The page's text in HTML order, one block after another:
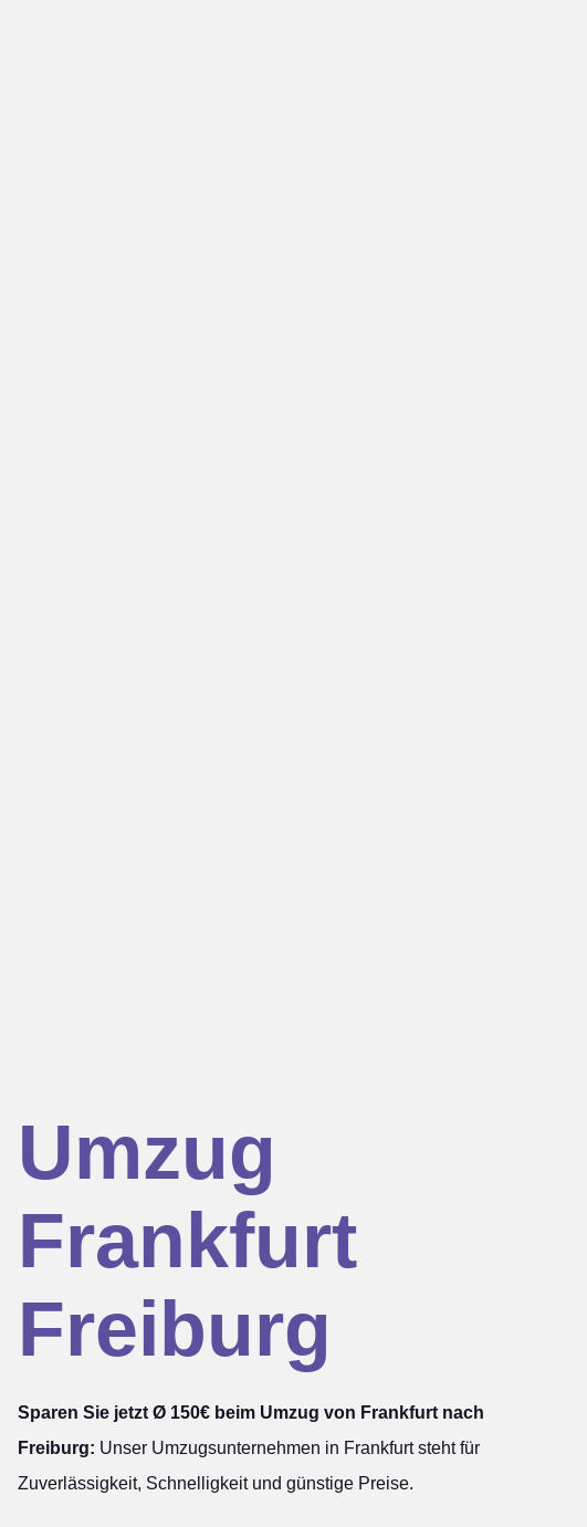
Umzug
Frankfurt
Freiburg
Sparen Sie jetzt Ø 150€ beim Umzug von Frankfurt nach
Freiburg: Unser Umzugsunternehmen in Frankfurt steht für
Zuverlässigkeit, Schnelligkeit und günstige Preise.